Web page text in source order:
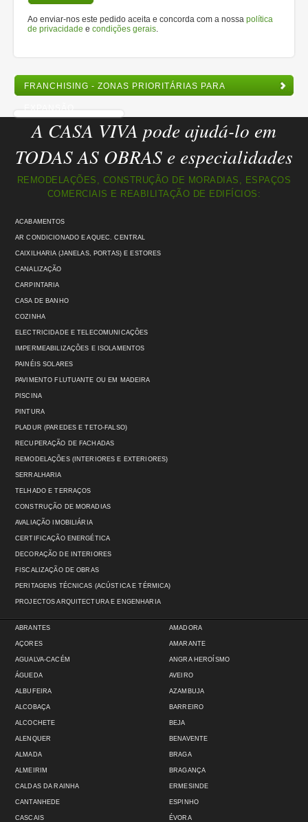
Ao enviar-nos este pedido aceita e concorda com a nossa política
de privacidade e condições gerais
FRANCHISING - ZONAS PRIORITÁRIAS PARA
EXPANSÃO
A CASA VIVA pode ajudá-lo em
TODAS AS OBRAS e especialidades
REMODELAÇÕES, CONSTRUÇÃO DE MORADIAS, ESPAÇOS
COMERCIAIS E REABILITAÇÃO DE EDIFÍCIOS:
ACABAMENTOS
AR CONDICIONADO E AQUEC. CENTRAL
CAIXILHARIA (JANELAS, PORTAS) E ESTORES
CANALIZAÇÃO
CARPINTARIA
CASA DE BANHO
COZINHA
ELECTRICIDADE E TELECOMUNICAÇÕES
IMPERMEABILIZAÇÕES E ISOLAMENTOS
PAINÉIS SOLARES
PAVIMENTO FLUTUANTE OU EM MADEIRA
PISCINA
PINTURA
PLADUR (PAREDES E TETO-FALSO)
RECUPERAÇÃO DE FACHADAS
REMODELAÇÕES (INTERIORES E EXTERIORES)
SERRALHARIA
TELHADO E TERRAÇOS
CONSTRUÇÃO DE MORADIAS
AVALIAÇÃO IMOBILIÁRIA
CERTIFICAÇÃO ENERGÉTICA
DECORAÇÃO DE INTERIORES
FISCALIZAÇÃO DE OBRAS
PERITAGENS TÉCNICAS (ACÚSTICA E TÉRMICA)
PROJECTOS ARQUITECTURA E ENGENHARIA
ABRANTES
AÇORES
AGUALVA-CACÉM
ÁGUEDA
ALBUFEIRA
ALCOBAÇA
ALCOCHETE
ALENQUER
ALMADA
ALMEIRIM
AMADORA
AMARANTE
ANGRA HEROÍSMO
AVEIRO
AZAMBUJA
BARREIRO
BEJA
BENAVENTE
BRAGA
BRAGANÇA
CALDAS DA RAINHA
CANTANHEDE
CASCAIS
ERMESINDE
ESPINHO
ÉVORA